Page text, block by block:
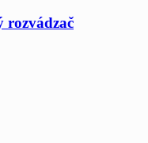
rozvádzač